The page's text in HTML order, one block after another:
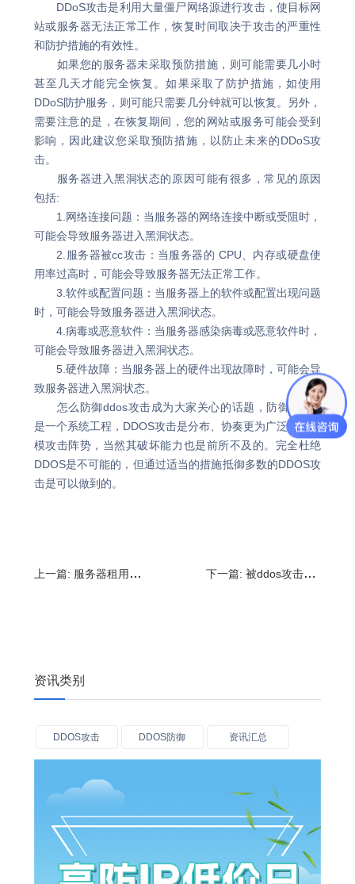
DDoS攻击是利用大量僵尸网络源进行攻击，使目标网
站或服务器无法正常工作，恢复时间取决于攻击的严重性
和防护措施的有效性。
如果您的服务器未采取预防措施，则可能需要几小时
甚至几天才能完全恢复。如果采取了防护措施，如使用
DDoS防护服务，则可能只需要几分钟就可以恢复。另外，
需要注意的是，在恢复期间，您的网站或服务可能会受到
影响，因此建议您采取预防措施，以防止未来的DDoS攻
击。
服务器进入黑洞状态的原因可能有很多，常见的原因
包括:
1.网络连接问题：当服务器的网络连接中断或受阻时，
可能会导致服务器进入黑洞状态。
2.服务器被cc攻击：当服务器的 CPU、内存或硬盘使
用率过高时，可能会导致服务器无法正常工作。
3.软件或配置问题：当服务器上的软件或配置出现问题
时，可能会导致服务器进入黑洞状态。
4.病毒或恶意软件：当服务器感染病毒或恶意软件时，
可能会导致服务器进入黑洞状态。
5.硬件故障：当服务器上的硬件出现故障时，可能会导
致服务器进入黑洞状态。
怎么防御ddos攻击成为大家关心的话题，防御DDOS
是一个系统工程，DDOS攻击是分布、协奏更为广泛的大规
模攻击阵势，当然其破坏能力也是前所不及的。完全杜绝
DDOS是不可能的，但通过适当的措施抵御多数的DDOS攻
击是可以做到的。
上一篇: 服务器租用收费标准,服务器租用流程 下一篇:被ddos攻击会怎样?被ddos了怎么解决
资讯类别
DDOS攻击 DDOS防御 资讯汇总